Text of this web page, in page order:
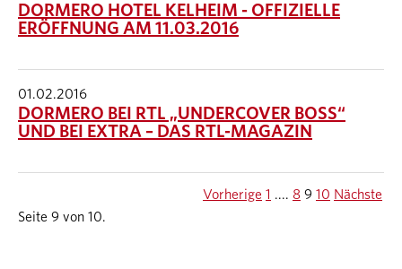
DORMERO HOTEL KELHEIM - OFFIZIELLE
ERÖFFNUNG AM 11.03.2016
01.02.2016
DORMERO BEI RTL „UNDERCOVER BOSS“
UND BEI EXTRA – DAS RTL-MAGAZIN
Seite 9 von 10.
Vorherige 1 .... 8 9 10 Nächste